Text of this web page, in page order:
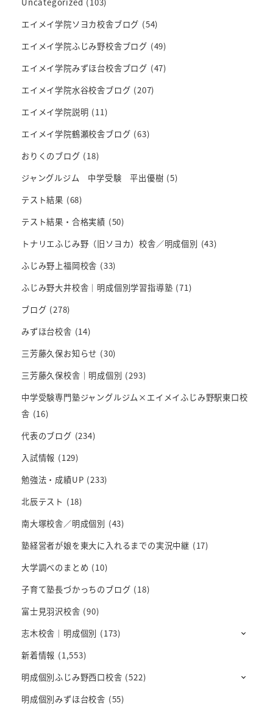
Uncategorized (103)
エイメイ学院ソヨカ校舎ブログ (54)
エイメイ学院ふじみ野校舎ブログ (49)
エイメイ学院みずほ台校舎ブログ (47)
エイメイ学院水谷校舎ブログ (207)
エイメイ学院説明 (11)
エイメイ学院鶴瀬校舎ブログ (63)
おりくのブログ (18)
ジャングルジム 中学受験 平出優樹 (5)
テスト結果 (68)
テスト結果・合格実績 (50)
トナリエふじみ野（旧ソヨカ）校舎／明成個別 (43)
ふじみ野上福岡校舎 (33)
ふじみ野大井校舎｜明成個別学習指導塾 (71)
ブログ (278)
みずほ台校舎 (14)
三芳藤久保お知らせ (30)
三芳藤久保校舎｜明成個別 (293)
中学受験専門塾ジャングルジム×エイメイふじみ野駅東口校
舎 (16)
代表のブログ (234)
入試情報 (129)
勉強法・成績UP (233)
北辰テスト (18)
南大塚校舎／明成個別 (43)
塾経営者が娘を東大に入れるまでの実況中継 (17)
大学調べのまとめ (10)
子育て塾長づかっちのブログ (18)
富士見羽沢校舎 (90)
志木校舎｜明成個別 (173)
新着情報 (1,553)
明成個別ふじみ野西口校舎 (522)
明成個別みずほ台校舎 (55)